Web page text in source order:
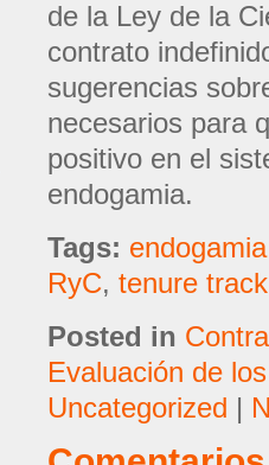
de la Ley de la
contrato
sugerencias
necesarios para
positivo en el
endogamia.
Tags: endogamia
RyC, tenure track
Posted in
Evaluación de
Uncategorized |